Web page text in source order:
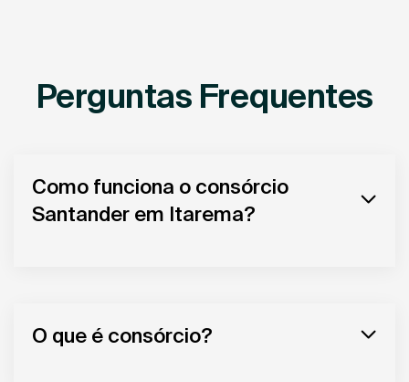
Perguntas Frequentes
Como funciona o consórcio
Santander em Itarema?
O que é consórcio?